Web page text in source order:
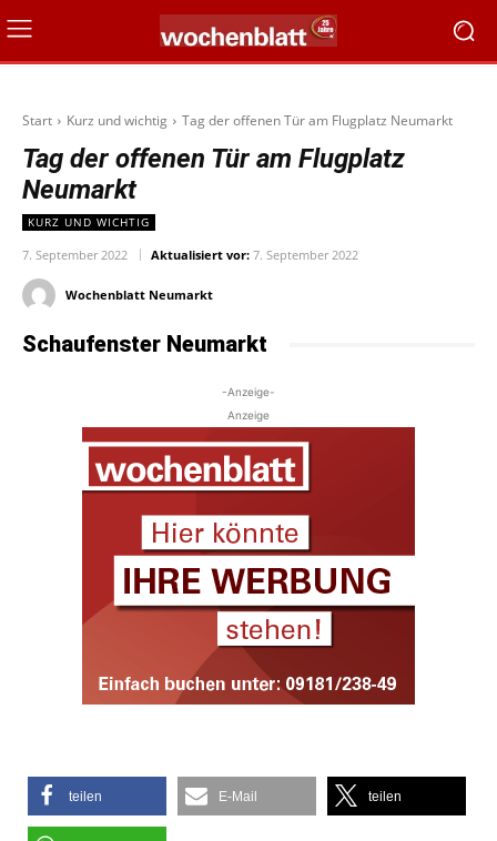
Start Kurz und wichtig Tag der offenen Tür am Flugplatz Neumarkt
Tag der offenen Tür am Flugplatz
Neumarkt
KURZ UND WICHTIG
7. September 2022 Aktualisiert vor: 7. September 2022
Wochenblatt Neumarkt
Schaufenster Neumarkt
-Anzeige-
Anzeige
teilen E-Mail teilen